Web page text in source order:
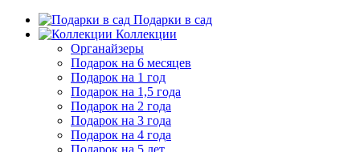
Подарки в сад
Коллекции
Органайзеры
Подарок на 6 месяцев
Подарок на 1 год
Подарок на 1,5 года
Подарок на 2 года
Подарок на 3 года
Подарок на 4 года
Подарок на 5 лет